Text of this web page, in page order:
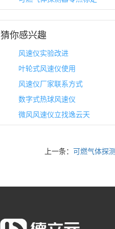
猜你感兴趣
风速仪实验改进
叶轮式风速仪使用
风速仪厂家联系方式
数字式热球风速仪
微风风速仪立找逸云天
上一条： 可燃气体探